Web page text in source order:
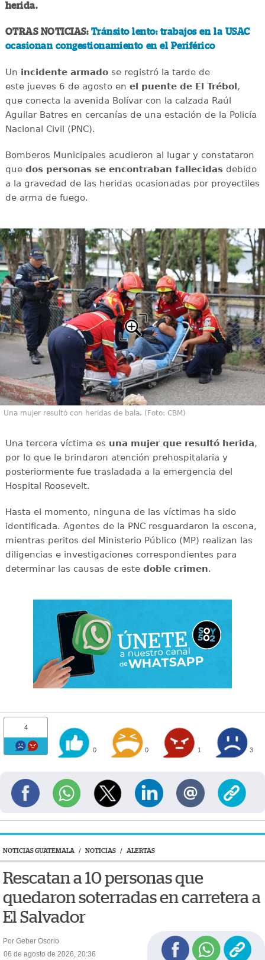
herida.
OTRAS NOTICIAS: Tránsito lento: trabajos en la USAC
ocasionan congestionamiento en el Periférico
Un incidente armadose registró la tarde de
este jueves 6 de agosto en el puente de El Trébol ,
que conecta la avenida Bolívar con la calzada Raúl
Aguilar Batres en cercanías de una estación de la Policía
Nacional Civil (PNC).
Bomberos Municipales acudieron al lugar y constataron
que dos personas se encontraban fallecidasdebido
a la gravedad de las heridas ocasionadas por proyectiles
de arma de fuego.
Una mujer resultó con heridas de bala. (Foto: CBM)
Una tercera víctima es una mujer que resultó herida,
por lo que le brindaron atención prehospitalaria y
posteriormente fue trasladada a la emergencia del
Hospital Roosevelt.
Hasta el momento, ninguna de las víctimas ha sido
identificada. Agentes de la PNC resguardaron la escena,
mientras peritos del Ministerio Público (MP) realizan las
diligencias e investigaciones correspondientes para
determinar las causas de este doble crimen.
4
0 0 1 3
NOTICIAS GUATEMALA / NOTICIAS / ALERTAS
Rescatan a 10 personas que
quedaron soterradas en carretera a
El Salvador
Por Geber Osorio
06 de agosto de 2026, 20:36